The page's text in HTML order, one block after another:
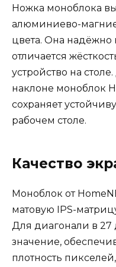
Ножка моноблока
алюминиево-
цвета. Она надёжно
отличается
устройство на
наклоне моноблок
сохраняет
рабочем столе.
Качество
Моноблок от
матовую IPS-
Для диагонали в
значение,
плотность